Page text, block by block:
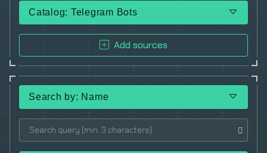
Catalog: Telegram Bots
Add sources
Search by: Name